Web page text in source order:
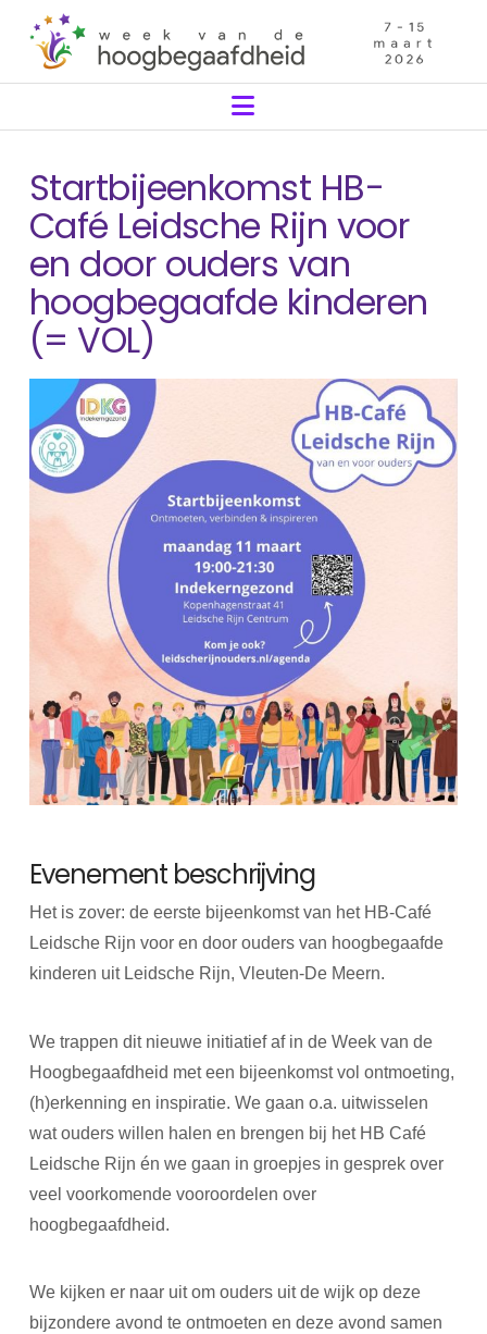
Navigation
Startbijeenkomst HB-
Café Leidsche Rijn voor
en door ouders van
hoogbegaafde kinderen
(= VOL)
Evenement beschrijving
Het is zover: de eerste bijeenkomst van het HB-Café
Leidsche Rijn voor en door ouders van hoogbegaafde
kinderen uit Leidsche Rijn, Vleuten-De Meern.
We trappen dit nieuwe initiatief af in de Week van de
Hoogbegaafdheid met een bijeenkomst vol ontmoeting,
(h)erkenning en inspiratie. We gaan o.a. uitwisselen
wat ouders willen halen en brengen bij het HB Café
Leidsche Rijn én we gaan in groepjes in gesprek over
veel voorkomende vooroordelen over
hoogbegaafdheid.
We kijken er naar uit om ouders uit de wijk op deze
bijzondere avond te ontmoeten en deze avond samen